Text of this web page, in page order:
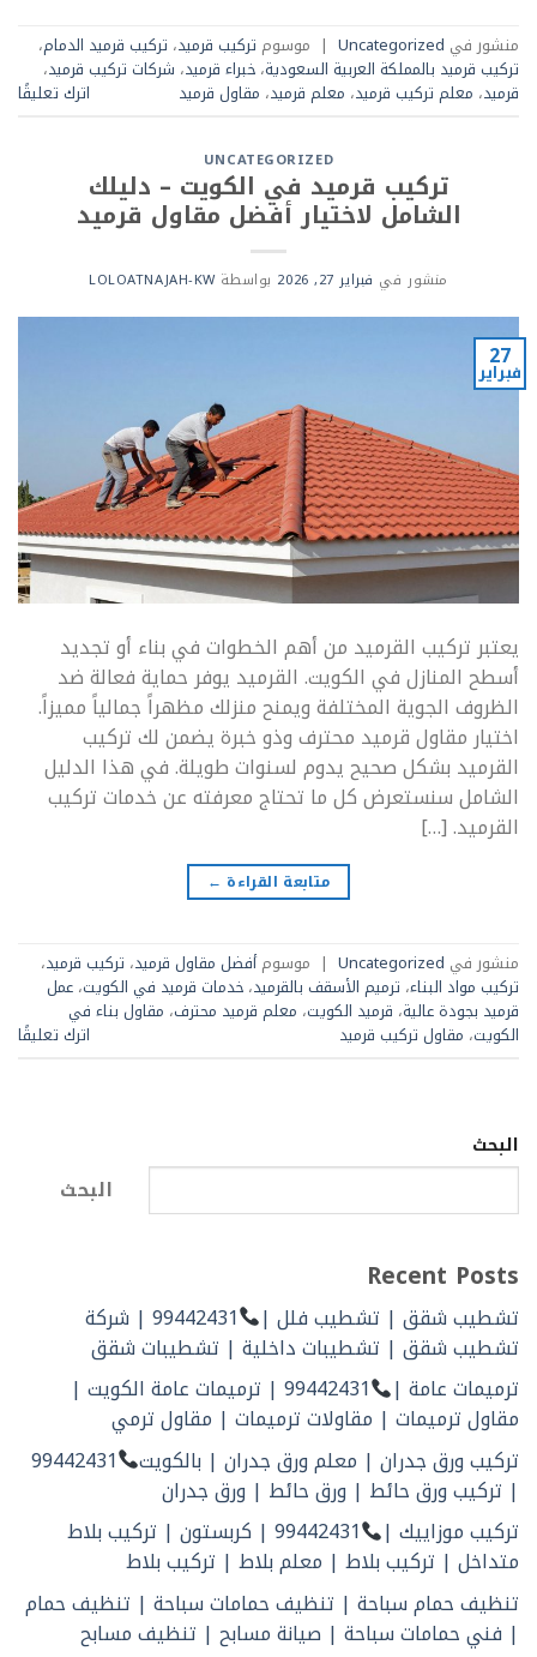
منشور في Uncategorized
| موسوم تركيب قرميد، تركيب قرميد الدمام،
تركيب قرميد بالمملكة العربية السعودية، خبراء قرميد، شركات تركيب قرميد،
قرميد، معلم تركيب قرميد، معلم قرميد، مقاول قرميد اترك تعليقًا
UNCATEGORIZED
تركيب قرميد في الكويت – دليلك
الشامل لاختيار أفضل مقاول قرميد
منشور في فبراير 27, 2026 بواسطةLOLOATNAJAH-KW
27
فبراير
يعتبر تركيب القرميد من أهم الخطوات في بناء أو تجديد
أسطح المنازل في الكويت. القرميد يوفر حماية فعالة ضد
الظروف الجوية المختلفة ويمنح منزلك مظهراً جمالياً مميزاً.
اختيار مقاول قرميد محترف وذو خبرة يضمن لك تركيب
القرميد بشكل صحيح يدوم لسنوات طويلة. في هذا الدليل
الشامل سنستعرض كل ما تحتاج معرفته عن خدمات تركيب
القرميد. […]
متابعة القراءة ←
منشور في Uncategorized
| موسومأفضل مقاول قرميد، تركيب قرميد،
تركيب مواد البناء، ترميم الأسقف بالقرميد، خدمات قرميد في الكويت، عمل
قرميد بجودة عالية، قرميد الكويت، معلم قرميد محترف، مقاول بناء في
الكويت، مقاول تركيب قرميد اترك تعليقًا
البحث
البحث
Recent Posts
تشطيب شقق | تشطيب فلل |
99442431 | شركة
تشطيب شقق | تشطيبات داخلية | تشطيبات شقق
ترميمات عامة |
99442431 | ترميمات عامة الكويت |
مقاول ترميمات | مقاولات ترميمات | مقاول ترمي
تركيب ورق جدران | معلم ورق جدران | بالكويت
99442431
| تركيب ورق حائط | ورق حائط | ورق جدران
تركيب موزاييك |
99442431 | كربستون | تركيب بلاط
متداخل | تركيب بلاط | معلم بلاط | تركيب بلاط
تنظيف حمام سباحة | تنظيف حمامات سباحة | تنظيف حمام
| فني حمامات سباحة | صيانة مسابح | تنظيف مسابح